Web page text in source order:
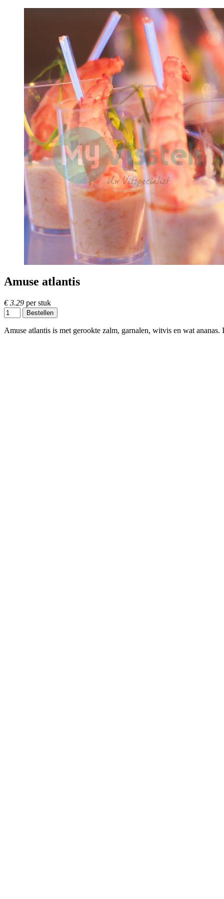
Amuse atlantis
€ 3.29 per stuk
Bestellen
Amuse atlantis is met gerookte zalm, garnalen, witvis en wat ananas.